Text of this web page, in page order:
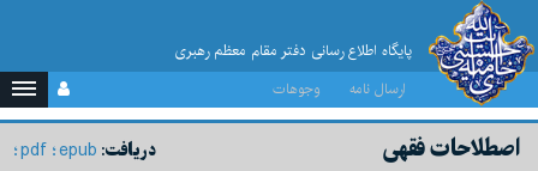
پایگاه اطلاع رسانی دفتر مقام معظم رهبری
ارسال نامه
وجوهات
دریافت: epub
pdf اصطلاحات فقهى